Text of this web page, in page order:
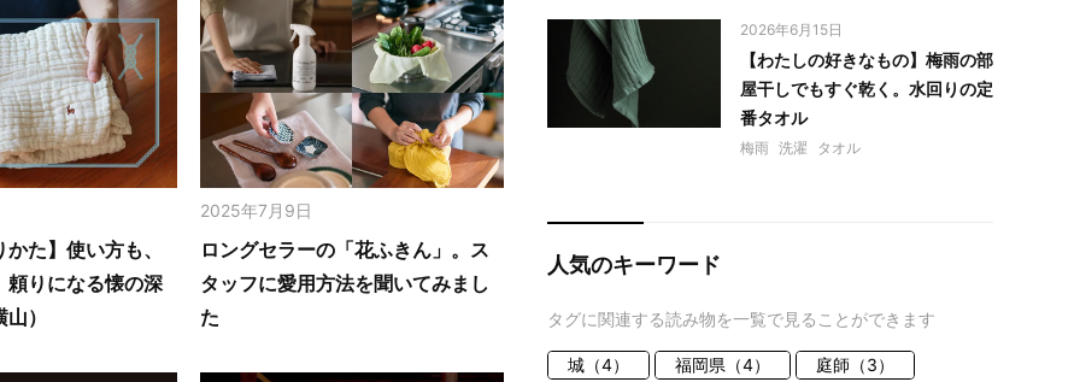
た】使い方も、
頼りになる懐の深
）
2025年7月9日
ロングセラーの「花ふきん」。ス
タッフに愛用方法を聞いてみまし
た
2026年6月15日
【わたしの好きなもの】梅雨の部
屋干しでもすぐ乾く。水回りの定
番タオル
梅雨 洗濯 タオル
人気のキーワード
タグに関連する読み物を一覧で見ることができます
城（4） 福岡県（4）
庭師（3）